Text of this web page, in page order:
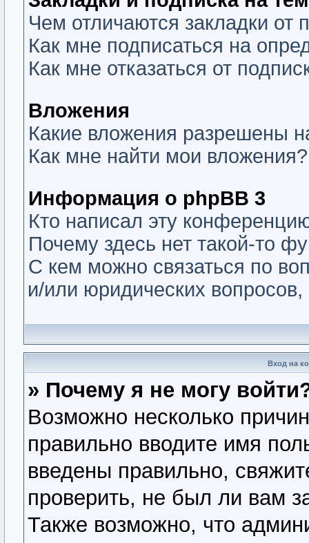
Чем отличаются закладки от
Как мне подписаться на
Как мне отказаться от
Вложения
Какие вложения разрешены
Как мне найти мои вложения?
Информация о phpBB 3
Кто написал эту
Почему здесь нет такой-то
С кем можно связаться по
и/или юридических
Вход на
» Почему я не могу
Возможно несколько
правильно вводите имя
введены правильно,
проверить, не был ли вам
Также возможно, что